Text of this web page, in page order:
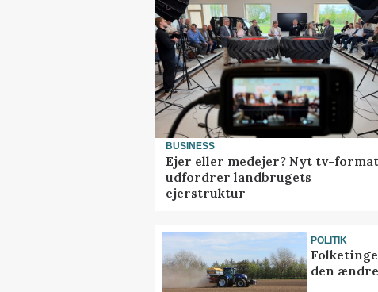
BUSINESS
Ejer eller medejer? Nyt tv-format
udfordrer landbrugets
ejerstruktur
POLITIK
den